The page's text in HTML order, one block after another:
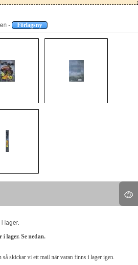
- Förlagsny
i lager.
lager. Se nedan.
skickar vi ett mail när varan finns i lager igen.